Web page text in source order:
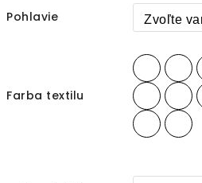
Pohlavie
Farba textilu